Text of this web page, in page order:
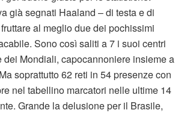
già segnati Haaland – di testa e di
al meglio due dei pochissimi
Sono così saliti a 7 i suoi centri
dei Mondiali, capocannoniere insieme a
soprattutto 62 reti in 54 presenze con
nel tabellino marcatori nelle ultime 14
Grande la delusione per il Brasile,